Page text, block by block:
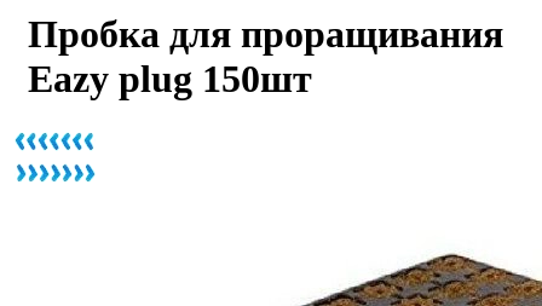
Пробка для проращивания
Eazy plug 150шт